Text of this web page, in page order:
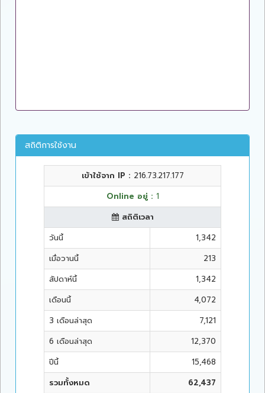
สถิติการใช้งาน
เข้าใช้จาก IP : 216.73.217.177
Online อยู่ : 1
สถิติเวลา
วันนี้
1,342
เมื่อวานนี้
213
สัปดาห์นี้
1,342
เดือนนี้
4,072
3 เดือนล่าสุด
7,121
6 เดือนล่าสุด
12,370
ปีนี้
15,468
รวมทั้งหมด
62,437